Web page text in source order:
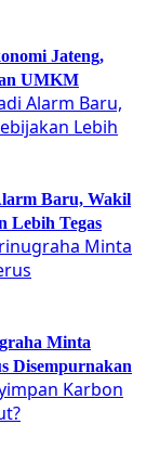
Jateng,
UMKM
Baru, Wakil
Lebih Tegas
Minta
Disempurnakan